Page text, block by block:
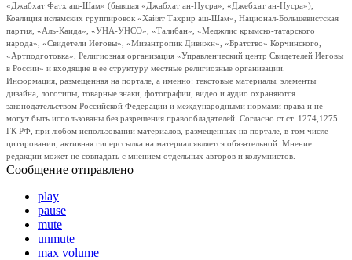
«Джабхат Фатх аш-Шам» (бывшая «Джабхат ан-Нусра», «Джебхат ан-Нусра»),
Коалиция исламских группировок «Хайят Тахрир аш-Шам», Национал-Большевистская
партия, «Аль-Каида», «УНА-УНСО», «Талибан», «Меджлис крымско-татарского
народа», «Свидетели Иеговы», «Мизантропик Дивижн», «Братство» Корчинского,
«Артподготовка», Религиозная организация «Управленческий центр Свидетелей Иеговы
в России» и входящие в ее структуру местные религиозные организации.
Информация, размещенная на портале, а именно: текстовые материалы, элементы
дизайна, логотипы, товарные знаки, фотографии, видео и аудио охраняются
законодательством Российской Федерации и международными нормами права и не
могут быть использованы без разрешения правообладателей. Согласно ст.ст. 1274,1275
ГК РФ, при любом использовании материалов, размещенных на портале, в том числе
цитировании, активная гиперссылка на материал является обязательной. Мнение
редакции может не совпадать с мнением отдельных авторов и колумнистов.
Сообщение отправлено
play
pause
mute
unmute
max volume